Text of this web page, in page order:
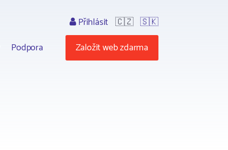
Podpora
Přihlásit 🇨🇿 🇸🇰
Založit web zdarma